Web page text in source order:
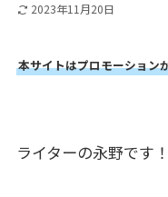
2023年11月20日
本サイトはプロモーション
ライターの永野です！